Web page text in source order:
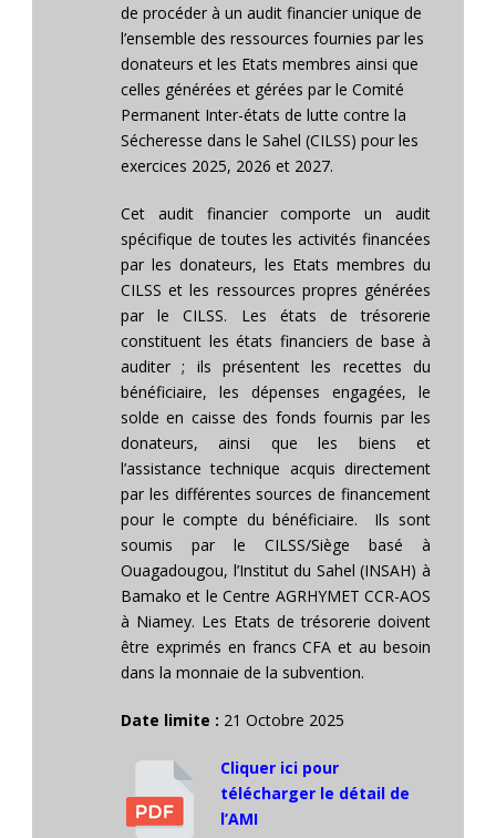
de procéder à un audit financier unique de
l’ensemble des ressources fournies par les
donateurs et les Etats membres ainsi que
celles générées et gérées par le Comité
Permanent Inter-états de lutte contre la
Sécheresse dans le Sahel (CILSS) pour les
exercices 2025, 2026 et 2027.
Cet audit financier comporte un audit
spécifique de toutes les activités financées
par les donateurs, les Etats membres du
CILSS et les ressources propres générées
par le CILSS. Les états de trésorerie
constituent les états financiers de base à
auditer ; ils présentent les recettes du
bénéficiaire, les dépenses engagées, le
solde en caisse des fonds fournis par les
donateurs, ainsi que les biens et
l’assistance technique acquis directement
par les différentes sources de financement
pour le compte du bénéficiaire. Ils sont
soumis par le CILSS/Siège basé à
Ouagadougou, l’Institut du Sahel (INSAH) à
Bamako et le Centre AGRHYMET CCR-AOS
à Niamey. Les Etats de trésorerie doivent
être exprimés en francs CFA et au besoin
dans la monnaie de la subvention.
Date limite : 21 Octobre 2025
Cliquer ici pour
télécharger le détail de
l’AMI